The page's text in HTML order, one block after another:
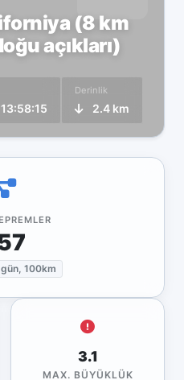
(8 km
açıkları)
13:58:15
Derinlik
2.4 km
100km
3.1
MAX. BÜYÜKLÜK